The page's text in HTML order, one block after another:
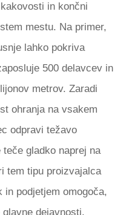
in končni
mestu. Na primer,
lahko pokriva
500 delavcev in
metrov. Zaradi
ohranja na vsakem
odpravi težavo
gladko naprej na
tem tipu proizvajalca
in podjetjem omogoča,
dejavnosti.